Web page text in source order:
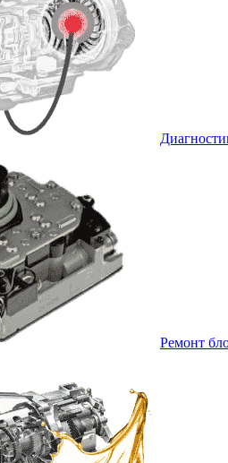
Ремонт